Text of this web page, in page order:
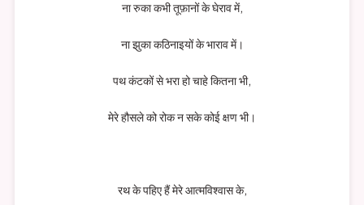
ना रुका कभी तूफ़ानों के घेराव में,
ना झुका कठिनाइयों के भाराव में।
पथ कंटकों से भरा हो चाहे कितना भी,
मेरे हौसले को रोक न सके कोई क्षण भी।
रथ के पहिए हैं मेरे आत्मविश्वास के,